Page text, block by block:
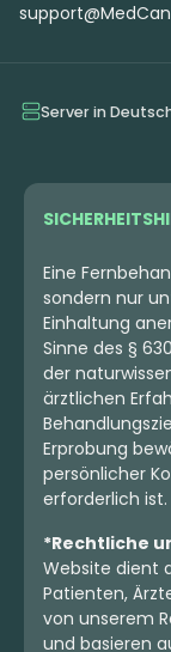
Server in
Eine
sondern nur
Einhaltung
Sinne des §
der
ärztlichen
Erprobung
persönlicher
erforderlich ist.
*Rechtliche
Website dient
Patienten,
von unserem
und basieren